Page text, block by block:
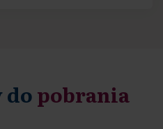
dopobrania